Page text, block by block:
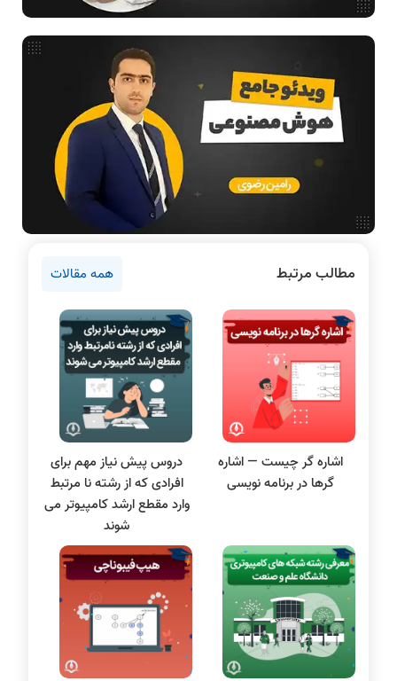
مقالات عمومی رشته کامپیوتر
ادامه تحصیل در رشته کامپیوتر
دانشگاه ها
اخبار آزمون ها
دروس مهندسی کامپیوتر
پایتون
علم داده
مقاله نویسی
بلاکچین
پایگاه داده
الکترونیک دیجیتال
نظریه زبانها
سیگنال و سیستمها
مطالب مرتبط همه مقالات
اشاره گر چیست — اشاره
گرها در برنامه نویسی
دروس پیش ‌نیاز مهم برای
افرادی که از رشته نا مرتبط
وارد مقطع ارشد کامپیوتر می
شوند